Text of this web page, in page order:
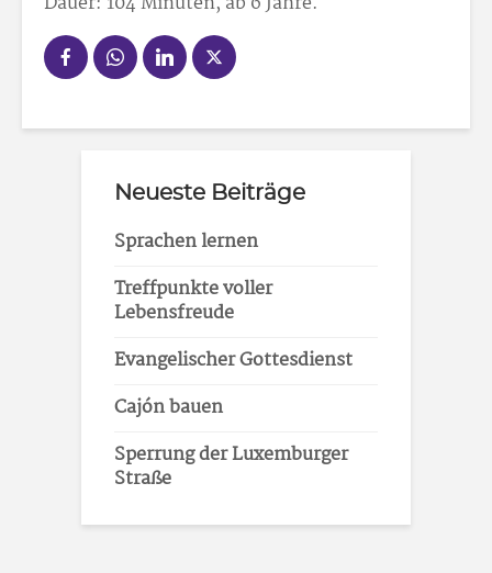
Neueste Beiträge
Sprachen lernen
Treffpunkte voller
Lebensfreude
Evangelischer Gottesdienst
Cajón bauen
Sperrung der Luxemburger
Straße